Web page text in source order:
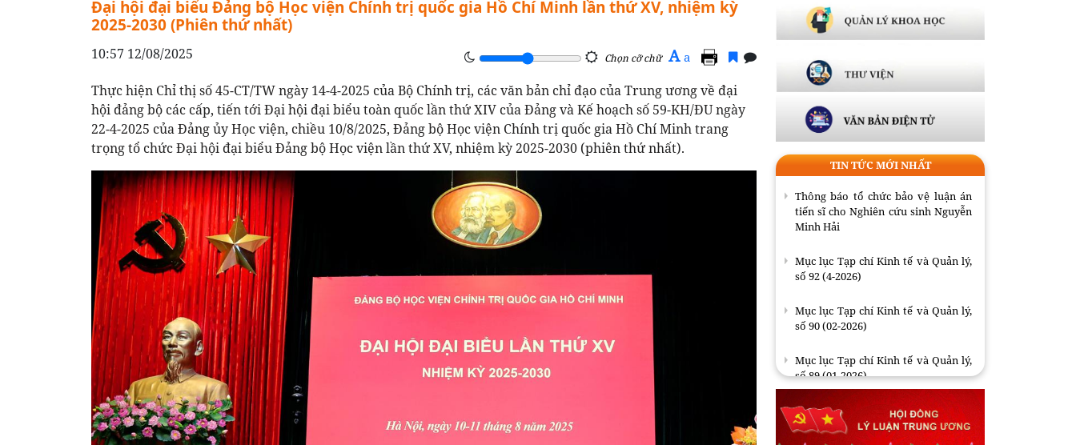
Đại hội đại biểu Đảng bộ Học viện Chính trị quốc gia Hồ Chí Minh lần thứ XV, nhiệm kỳ
2025-2030 (Phiên thứ nhất)
10:57 12/08/2025 Chọn cỡ chữ A a
Thực hiện Chỉ thị số 45-CT/TW ngày 14-4-2025 của Bộ Chính trị, các văn bản chỉ đạo của Trung ương về đại
hội đảng bộ các cấp, tiến tới Đại hội đại biểu toàn quốc lần thứ XIV của Đảng và Kế hoạch số 59-KH/ĐU ngày
22-4-2025 của Đảng ủy Học viện, chiều 10/8/2025, Đảng bộ Học viện Chính trị quốc gia Hồ Chí Minh trang
trọng tổ chức Đại hội đại biểu Đảng bộ Học viện lần thứ XV, nhiệm kỳ 2025-2030 (phiên thứ nhất).
TIN TỨC MỚI NHẤT
Thông báo tổ chức bảo vệ luận án
tiến sĩ cho Nghiên cứu sinh Nguyễn
Minh Hải
Mục lục Tạp chí Kinh tế và Quản lý,
số 92 (4-2026)
Mục lục Tạp chí Kinh tế và Quản lý,
số 90 (02-2026)
Mục lục Tạp chí Kinh tế và Quản lý,
số 89 (01-2026)